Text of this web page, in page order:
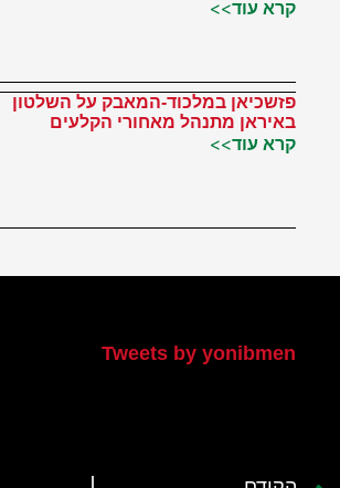
קרא עוד>>
פזשכיאן במלכוד-המאבק על השלטון
באיראן מתנהל מאחורי הקלעים
קרא עוד>>
Tweets by yonibmen